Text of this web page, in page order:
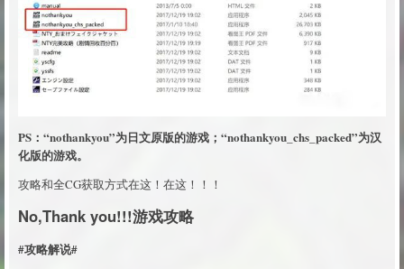
PS：“nothankyou”为日文原版的游戏；“nothankyou_chs_packed”为汉
化版的游戏。
攻略和全CG获取方式在这！在这！！！
No,Thank you!!!游戏攻略
#攻略解说#